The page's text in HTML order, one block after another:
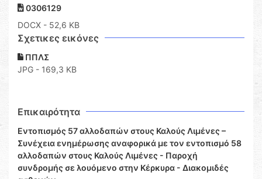
0306129
DOCX - 52,6 KB
Σχετικες εικόνες
ΠΠΛΣ
JPG - 169,3 KB
Επικαιρότητα
Εντοπισμός 57 αλλοδαπών στους Καλούς Λιμένες –
Συνέχεια ενημέρωσης αναφορικά με τον εντοπισμό 58
αλλοδαπών στους Καλούς Λιμένες - Παροχή
συνδρομής σε λουόμενο στην Κέρκυρα - Διακομιδές